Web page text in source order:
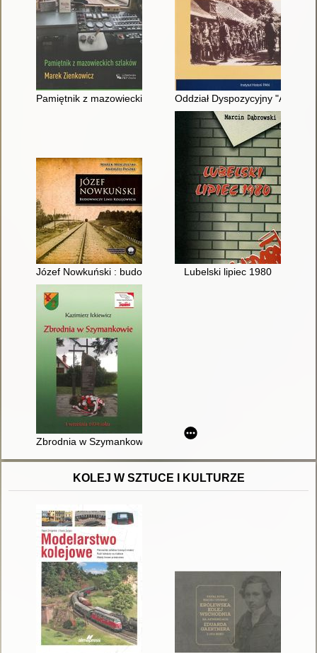
Pamiętnik z mazowieckich szlakówOddział Dyspozycyjny "A"
Józef Nowkuński : budowniczy linii kolejowych
Lubelski lipiec 1980
Zbrodnia w Szymankowie 1 września 1939 roku
KOLEJ W SZTUCE I KULTURZE